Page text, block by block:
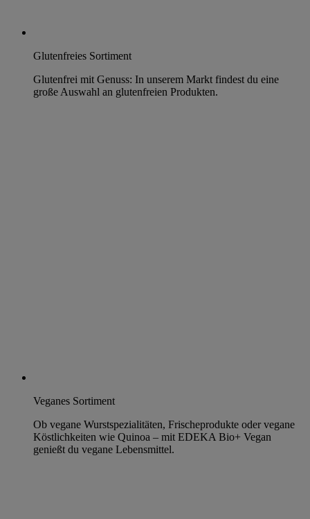
Glutenfreies Sortiment
Glutenfrei mit Genuss: In unserem Markt findest du eine
große Auswahl an glutenfreien Produkten.
Veganes Sortiment
Ob vegane Wurstspezialitäten, Frischeprodukte oder vegane
Köstlichkeiten wie Quinoa – mit EDEKA Bio+ Vegan
genießt du vegane Lebensmittel.